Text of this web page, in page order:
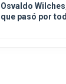
Osvaldo
que pasó por